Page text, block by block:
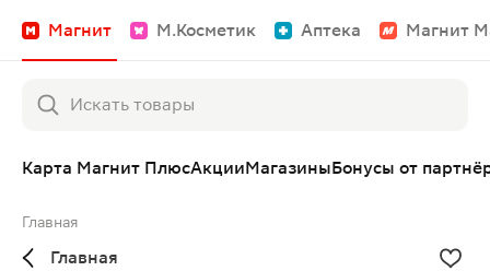
Магнит М.Косметик Аптека Магнит
Карта Магнит ПлюсАкцииМагазиныБонусы от
Главная
Главная